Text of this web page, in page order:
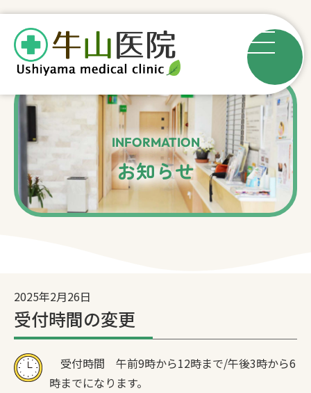
INFORMATION
お知らせ
2025年2月26日
受付時間の変更
受付時間 午前9時から12時まで/午後3時から6
時までになります。